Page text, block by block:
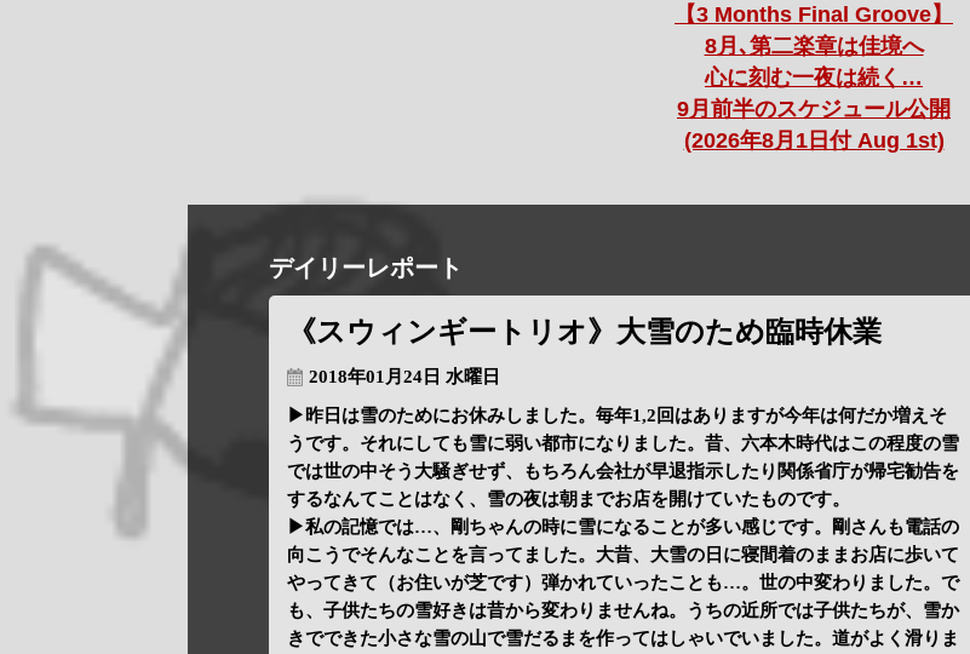
【3 Months Final Groove】
8月､第二楽章は佳境へ
心に刻む一夜は続く…
9月前半のスケジュール公開
(2026年8月1日付 Aug 1st)
デイリーレポート
《スウィンギートリオ》大雪のため臨時休業
2018年01月24日 水曜日
▶昨日は雪のためにお休みしました。毎年1,2回はありますが今年は何だか増えそ
うです。それにしても雪に弱い都市になりました。昔、六本木時代はこの程度の雪
では世の中そう大騒ぎせず、もちろん会社が早退指示したり関係省庁が帰宅勧告を
するなんてことはなく、雪の夜は朝までお店を開けていたものです。
▶私の記憶では…、剛ちゃんの時に雪になることが多い感じです。剛さんも電話の
向こうでそんなことを言ってました。大昔、大雪の日に寝間着のままお店に歩いて
やってきて（お住いが芝です）弾かれていったことも…。世の中変わりました。で
も、子供たちの雪好きは昔から変わりませんね。うちの近所では子供たちが、雪か
きでできた小さな雪の山で雪だるまを作ってはしゃいでいました。道がよく滑りま